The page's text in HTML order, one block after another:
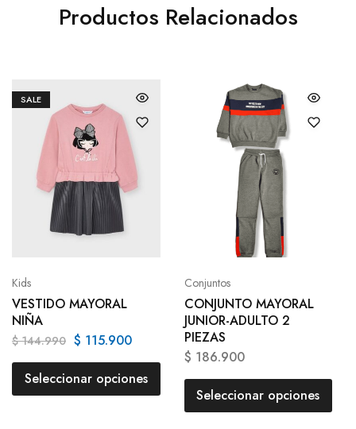
Productos Relacionados
SALE
Kids
VESTIDO MAYORAL
NIÑA
$144.990 $ 115.900
Seleccionar opciones
Conjuntos
CONJUNTO MAYORAL
JUNIOR-ADULTO 2
PIEZAS
$ 186.900
Seleccionar opciones